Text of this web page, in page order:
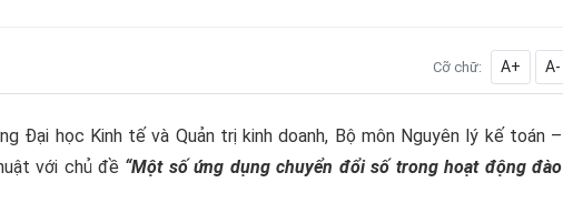
Cỡ chữ: A+ A-
Đại học Kinh tế và Quản trị kinh doanh, Bộ môn Nguyên lý kế toán –
với chủ đề “Một số ứng dụng chuyển đổi số trong hoạt động đào